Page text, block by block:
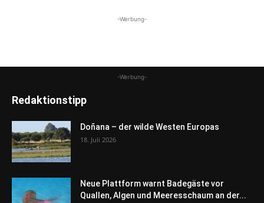
-Werbung-
-Werbung-
Redaktionstipp
Doñana – der wilde Westen Europas
18. Juli 2026
Neue Plattform warnt Badegäste vor
Quallen, Algen und Meeresschaum an der...